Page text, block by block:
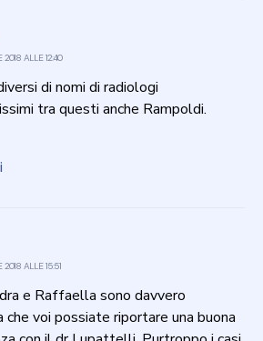
2018 ALLE 12:40
di nomi di radiologi
tra questi anche Rampoldi.
2018 ALLE 15:51
e Raffaella sono davvero
che voi possiate riportare una buona